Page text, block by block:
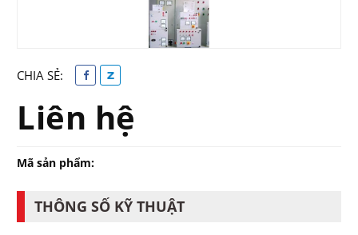
CHIA SẺ:
Liên hệ
Mã sản phẩm:
THÔNG SỐ KỸ THUẬT